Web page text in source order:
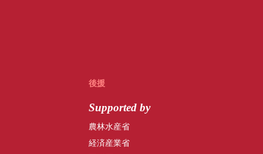
後援
Supported by
農林水産省
経済産業省